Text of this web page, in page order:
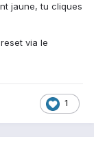
jaune, tu cliques
via le
1